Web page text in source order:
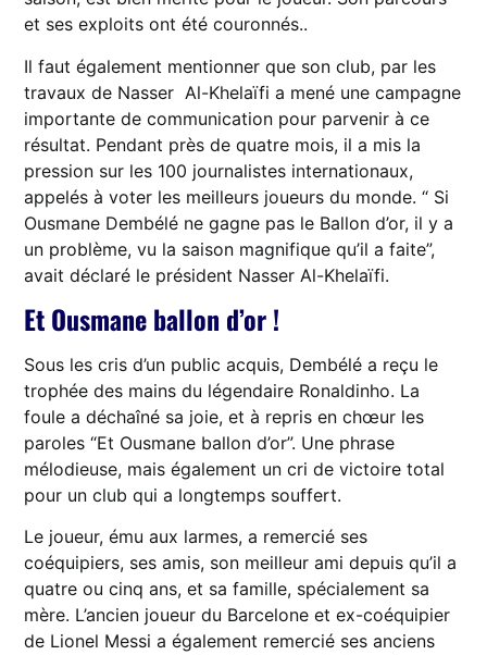
et ses exploits ont été couronnés..
Il faut également mentionner que son club, par les
travaux de Nasser Al-Khelaïfi a mené une campagne
importante de communication pour parvenir à ce
résultat. Pendant près de quatre mois, il a mis la
pression sur les 100 journalistes internationaux,
appelés à voter les meilleurs joueurs du monde. “ Si
Ousmane Dembélé ne gagne pas le Ballon d’or, il y a
un problème, vu la saison magnifique qu’il a faite”,
avait déclaré le président Nasser Al-Khelaïfi.
Et Ousmane ballon d’or !
Sous les cris d’un public acquis, Dembélé a reçu le
trophée des mains du légendaire Ronaldinho. La
foule a déchaîné sa joie, et à repris en chœur les
paroles “Et Ousmane ballon d’or”. Une phrase
mélodieuse, mais également un cri de victoire total
pour un club qui a longtemps souffert.
Le joueur, ému aux larmes, a remercié ses
coéquipiers, ses amis, son meilleur ami depuis qu’il a
quatre ou cinq ans, et sa famille, spécialement sa
mère. L’ancien joueur du Barcelone et ex-coéquipier
de Lionel Messi a également remercié ses anciens